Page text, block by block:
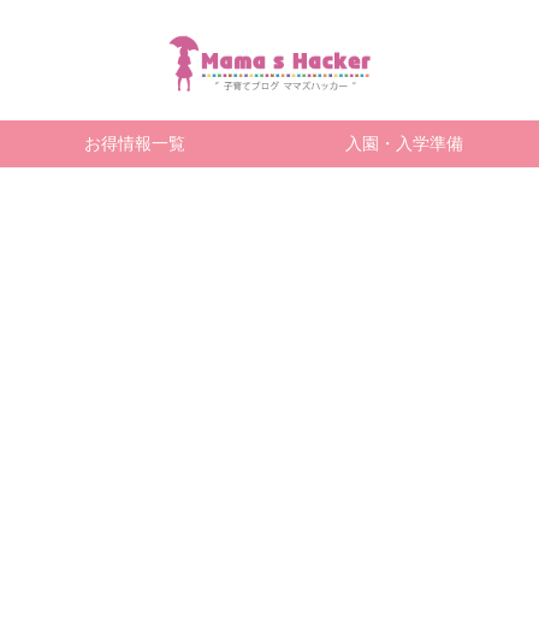
お得情報一覧 入園・入学準備